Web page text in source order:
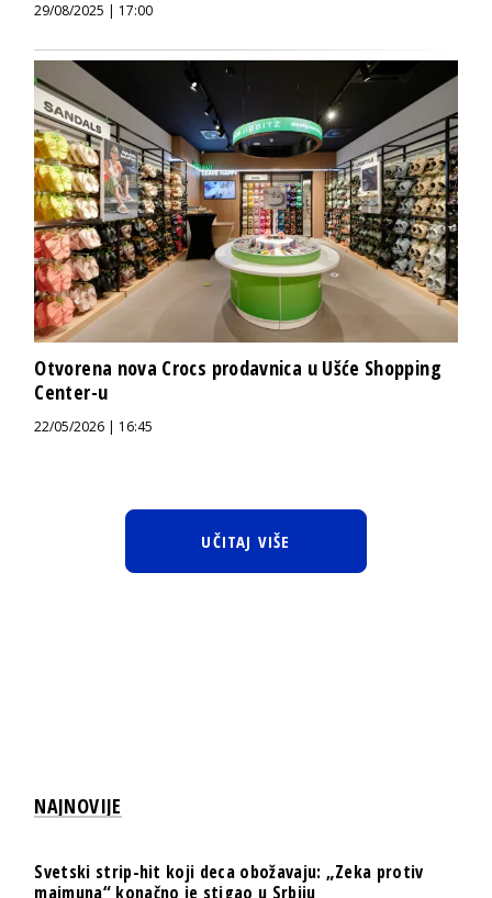
29/08/2025 | 17:00
Otvorena nova Crocs prodavnica u Ušće Shopping
Center-u
22/05/2026 | 16:45
UČITAJ VIŠE
NAJNOVIJE
Svetski strip-hit koji deca obožavaju: „Zeka protiv
majmuna“ konačno je stigao u Srbiju